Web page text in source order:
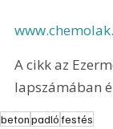
A cikk az
lapszámában
betonpadlófestés